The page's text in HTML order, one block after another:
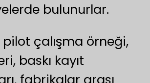
bulunurlar.
pilot çalışma örneği,
baskı kayıt